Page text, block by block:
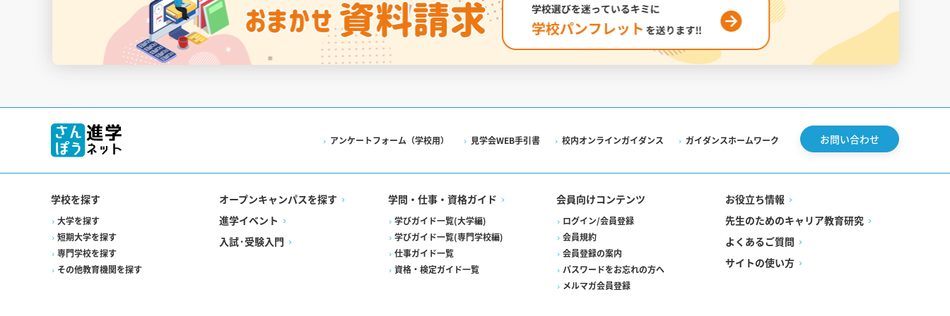
アンケートフォーム（学校用） 見学会WEB手引書 校内オンラインガイダンス ガイダンスホームワーク お問い合わせ
学校を探す
大学を探す
短期大学を探す
専門学校を探す
その他教育機関を探す
オープンキャンパスを探す
進学イベント
入試·受験入門
学問・仕事・資格ガイド
学びガイド一覧(大学編)
学びガイド一覧(専門学校編)
仕事ガイド一覧
資格・検定ガイド一覧
会員向けコンテンツ
ログイン/会員登録
会員規約
会員登録の案内
パスワードをお忘れの方へ
メルマガ会員登録
お役立ち情報
先生のためのキャリア教育研究
よくあるご質問
サイトの使い方